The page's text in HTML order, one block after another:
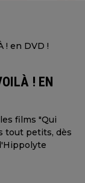
! EN
films "Qui
tout petits, dès